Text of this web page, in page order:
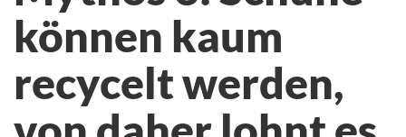
können kaum
recycelt werden,